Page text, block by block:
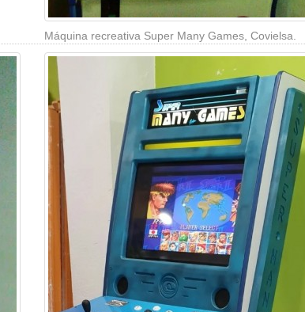
Máquina recreativa Super Many Games, Covielsa.